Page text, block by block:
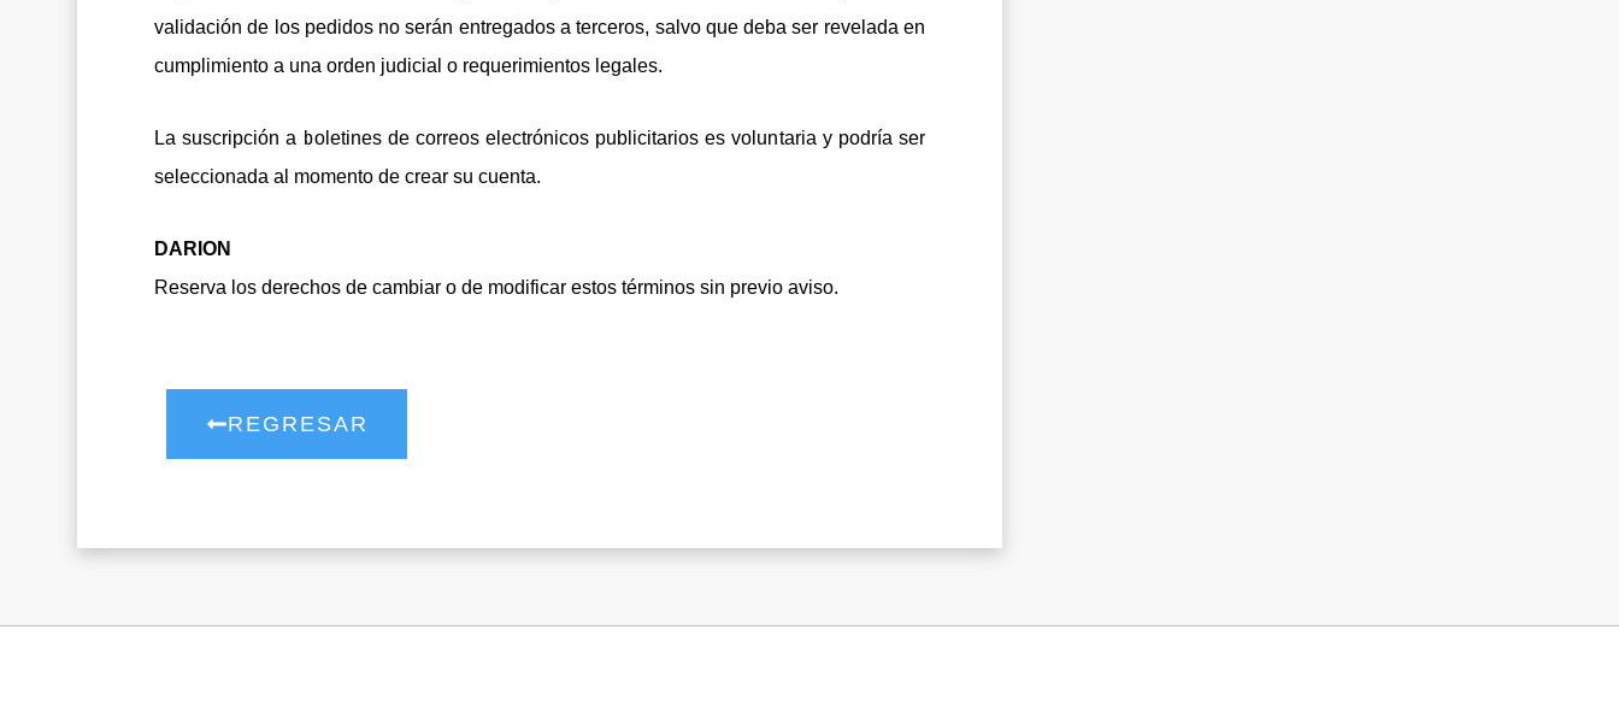
validación de los pedidos no serán entregados a terceros, salvo que deba ser revelada en
cumplimiento a una orden judicial o requerimientos legales.
La suscripción a boletines de correos electrónicos publicitarios es voluntaria y podría ser
seleccionada al momento de crear su cuenta.
DARION
Reserva los derechos de cambiar o de modificar estos términos sin previo aviso.
REGRESAR